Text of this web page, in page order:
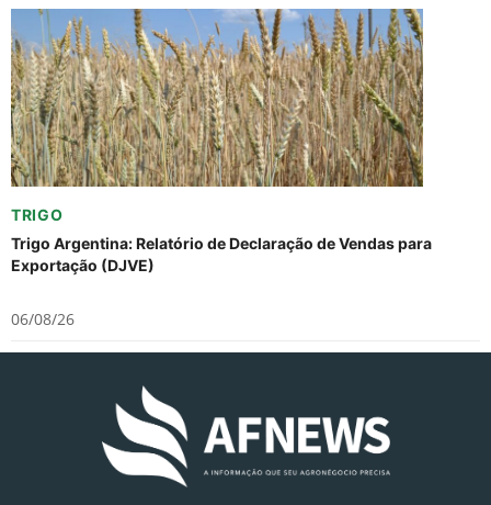
TRIGO
Trigo Argentina: Relatório de Declaração de Vendas para
Exportação (DJVE)
06/08/26